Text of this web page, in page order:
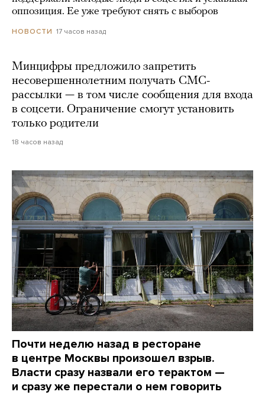
оппозиция. Ее уже требуют снять с выборов
НОВОСТИ 17 часов назад
Минцифры предложило запретить
несовершеннолетним получать СМС-
рассылки — в том числе сообщения для входа
в соцсети. Ограничение смогут установить
только родители
18 часов назад
Почти неделю назад в ресторане
в центре Москвы произошел взрыв.
Власти сразу назвали его терактом —
и сразу же перестали о нем говорить